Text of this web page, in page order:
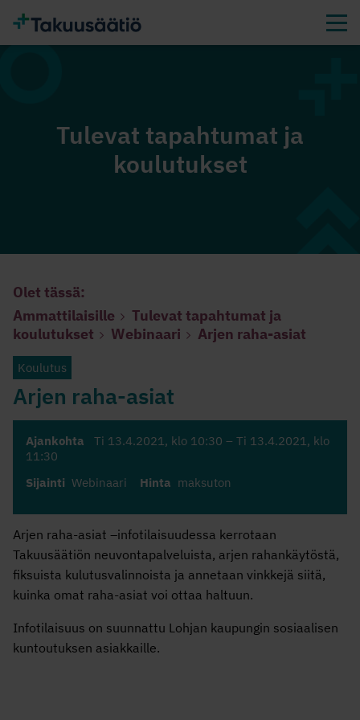
Tulevat tapahtumat ja
koulutukset
Olet tässä:
Ammattilaisille
Tulevat tapahtumat ja
koulutukset
Webinaari Arjen raha-asiat
Koulutus
Arjen raha-asiat
Ajankohta Ti 13.4.2021 , klo 10:30 – Ti 13.4.2021 , klo
11:30
Sijainti Webinaari Hinta maksuton
Arjen raha-asiat –infotilaisuudessa kerrotaan
Takuusäätiön neuvontapalveluista, arjen rahankäytöstä,
fiksuista kulutusvalinnoista ja annetaan vinkkejä siitä,
kuinka omat raha-asiat voi ottaa haltuun.
Infotilaisuus on suunnattu Lohjan kaupungin sosiaalisen
kuntoutuksen asiakkaille.